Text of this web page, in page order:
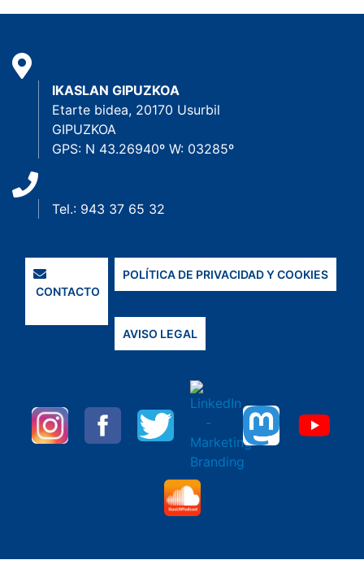
IKASLAN GIPUZKOA
Etarte bidea, 20170 Usurbil
GIPUZKOA
GPS: N 43.26940º W: 03285º
Tel.: 943 37 65 32
CONTACTO
POLÍTICA DE PRIVACIDAD Y COOKIES
AVISO LEGAL